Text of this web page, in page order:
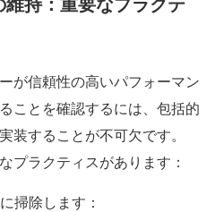
持：重要なプラクテ
が信頼性の高いパフォーマン
ことを確認するには、包括的
装することが不可欠です。
プラクティスがあります：
掃除します：